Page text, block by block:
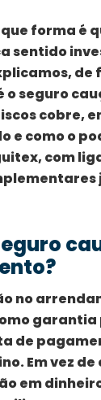
forma é
sentido
de
o seguro
cobre,
e como o
com
no
garantia
de
Em vez
em